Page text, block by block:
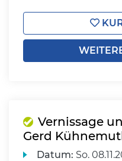
Vernissage
Gerd
Datum: So.